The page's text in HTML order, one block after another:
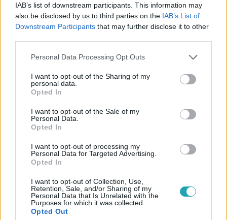
IAB’s list of downstream participants. This information may
also be disclosed by us to third parties on the IAB’s List of
Downstream Participants that may further disclose it to other
Please note that this website/app uses one or more Google
not limited to your visit or usage behaviour. You may click to
grant or deny consent to Google and its third-party tags to
use your data for below specified purposes in below Google
consent section.
Personal Data Processing Opt Outs
I want to opt-out of the Sharing of my
personal data.
Opted In
I want to opt-out of the Sale of my
Personal Data.
Opted In
I want to opt-out of processing my
Personal Data for Targeted Advertising.
Opted In
I want to opt-out of Collection, Use,
Retention, Sale, and/or Sharing of my
Personal Data that Is Unrelated with the
Purposes for which it was collected.
Opted Out
Kövess minket, és értesülj a friss hírekről a
Facebookon is!
HÍRADÓ #VIDEÓ
MARIHUÁNA #SZEGED